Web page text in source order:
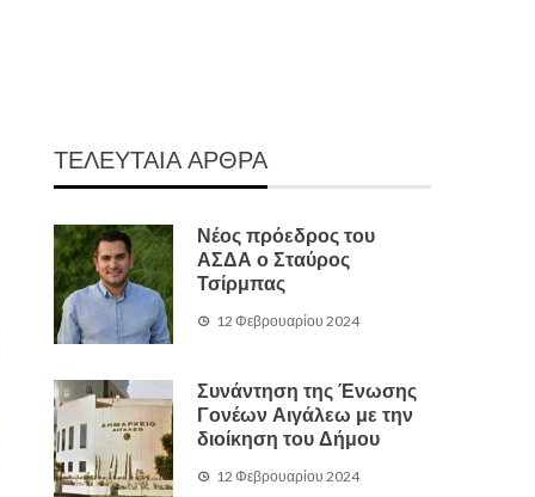
ΤΕΛΕΥΤΑΙΑ ΑΡΘΡΑ
Νέος πρόεδρος του
ΑΣΔΑ ο Σταύρος
Τσίρμπας
12 Φεβρουαρίου 2024
Συνάντηση της Ένωσης
Γονέων Αιγάλεω με την
διοίκηση του Δήμου
12 Φεβρουαρίου 2024